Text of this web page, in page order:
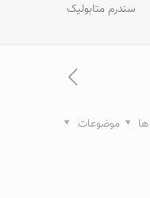
سندرم متابولیک
موضوعات